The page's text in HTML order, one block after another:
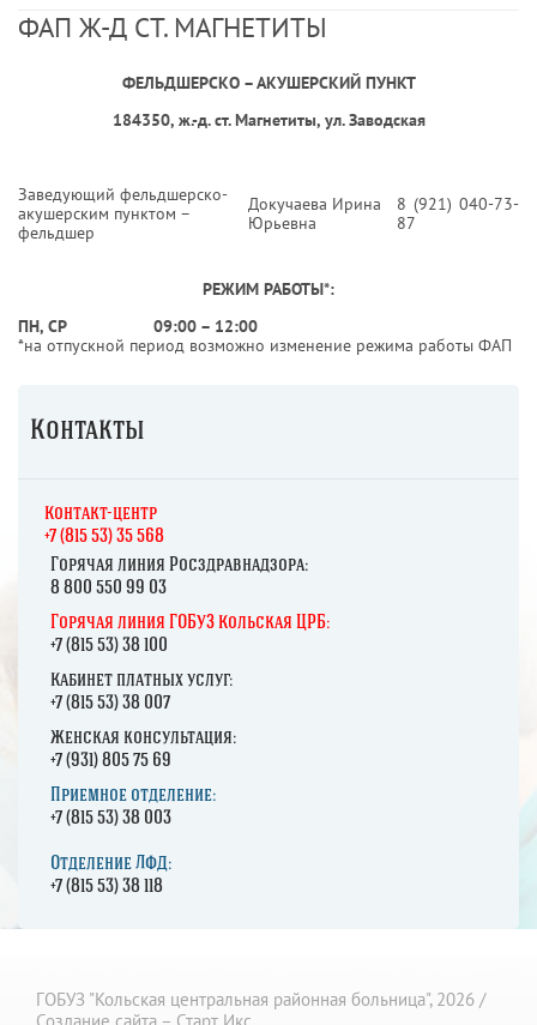
ФАП Ж-Д СТ. МАГНЕТИТЫ
ФЕЛЬДШЕРСКО – АКУШЕРСКИЙ ПУНКТ
184350, ж.-д. ст. Магнетиты, ул. Заводская
Заведующий фельдшерско-
акушерским пунктом –
фельдшер
Докучаева Ирина
Юрьевна
8 (921) 040-73-
87
РЕЖИМ РАБОТЫ*:
ПН, СР
09:00 – 12:00
*на отпускной период возможно изменение режима работы ФАП
Контакты
Контакт-центр
+7 (815 53) 35 568
Горячая линия Росздравнадзора:
8 800 550 99 03
Горячая линия ГОБУЗ Кольская ЦРБ:
+7 (815 53) 38 100
Кабинет платных услуг:
+7 (815 53) 38 007
Женская консультация:
+7 (931) 805 75 69
Приемное отделение:
+7 (815 53) 38 003
Отделение ЛФД:
+7 (815 53) 38 118
ГОБУЗ "Кольская центральная районная больница", 2026 /